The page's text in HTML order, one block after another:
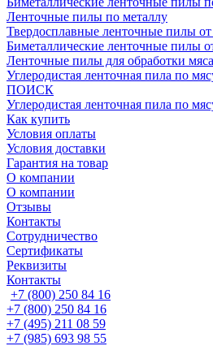
Ленточные пилы по металлу
Твердосплавные ленточные
Биметаллические ленточные
Ленточные пилы для обработки мяса
Углеродистая ленточная пила по
ПОИСК
Углеродистая ленточная пила по
Как купить
Условия оплаты
Условия доставки
Гарантия на товар
О компании
О компании
Отзывы
Контакты
Сотрудничество
Сертификаты
Реквизиты
Контакты
+7 (800) 250 84 16
+7 (800) 250 84 16
+7 (495) 211 08 59
+7 (985) 693 98 55